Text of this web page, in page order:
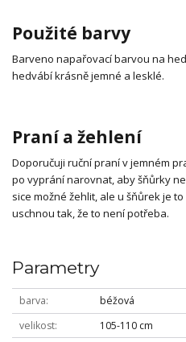
Použité barvy
Barveno napařovací barvou na
hedvábí krásně jemné a lesklé.
Praní a žehlení
Doporučuji ruční praní v jemném
po vyprání narovnat, aby šňůrky
sice možné žehlit, ale u šňůrek je
uschnou tak, že to není potřeba.
Parametry
barva
béžová
velikost
105-110 cm